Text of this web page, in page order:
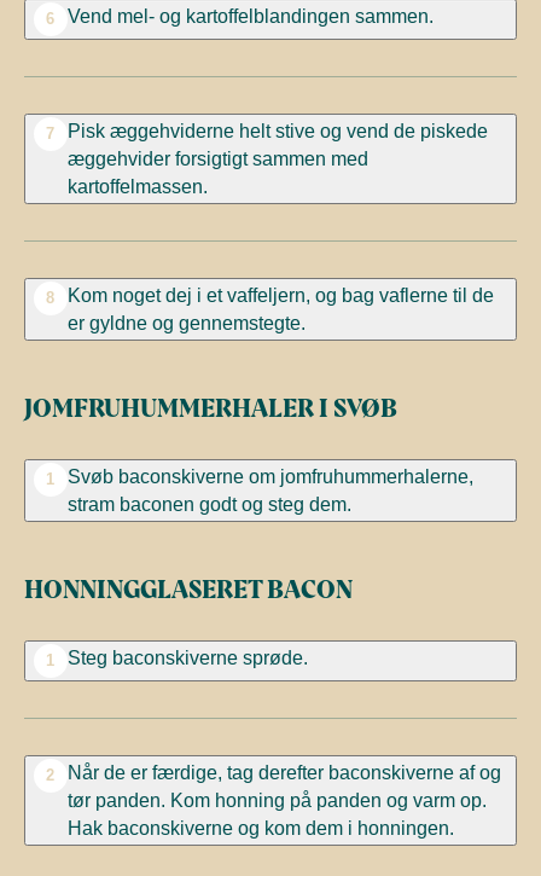
6 Vend mel- og kartoffelblandingen sammen.
7
Pisk æggehviderne helt stive og vend de piskede
æggehvider forsigtigt sammen med
kartoffelmassen.
8
Kom noget dej i et vaffeljern, og bag vaflerne til de
er gyldne og gennemstegte.
JOMFRUHUMMERHALER I SVØB
1
Svøb baconskiverne om jomfruhummerhalerne,
stram baconen godt og steg dem.
HONNINGGLASERET BACON
1 Steg baconskiverne sprøde.
2
Når de er færdige, tag derefter baconskiverne af og
tør panden. Kom honning på panden og varm op.
Hak baconskiverne og kom dem i honningen.